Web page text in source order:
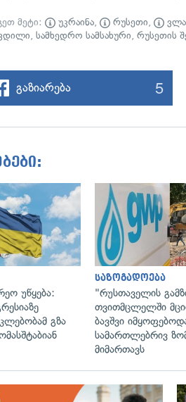
მეტი: უკრაინა, რუსეთი,
,სამხედრო სამსახური,რუსეთის
გაზიარება 5
გადახედვა
უწყება:
გზა
საზოგადოება
"რუსთაველის
თვითმცლელში
ბავშვი
სამართლებრივ
მიმართავს